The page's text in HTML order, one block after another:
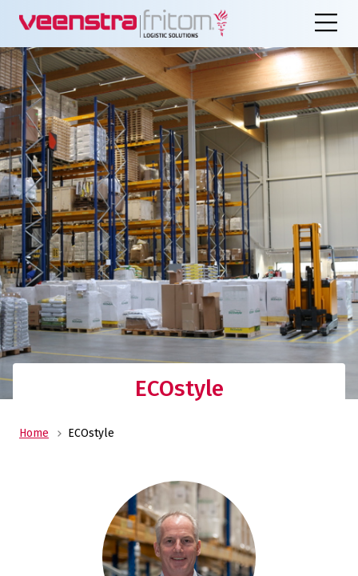
ECOstyle
Home ECOstyle